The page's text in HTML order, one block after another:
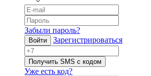
Забыли пароль?
Войти Зарегистрироваться
Получить SMS с кодом
Уже есть код?